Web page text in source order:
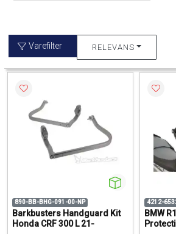
Varefilter RELEVANS
890-BB-BHG-091-00-NP
Barkbusters Handguard Kit
Honda CRF 300 L 21-
4212-
BMW